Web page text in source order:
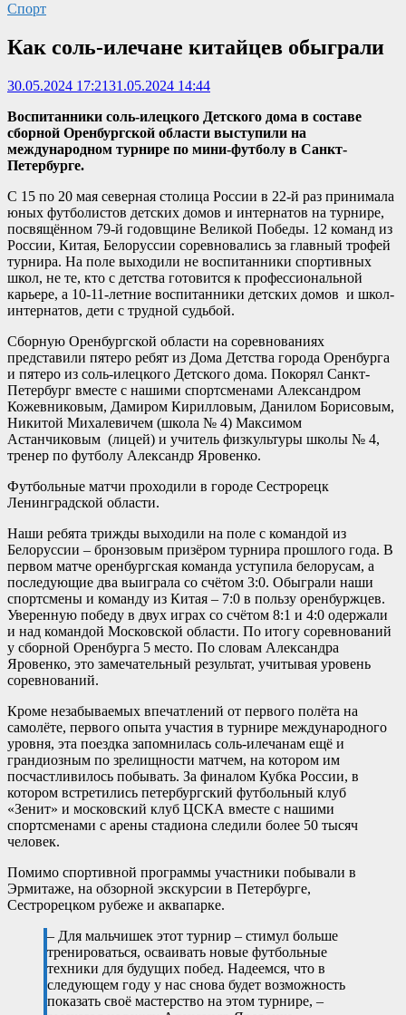
Спорт
Как соль-илечане китайцев обыграли
30.05.2024 17:2131.05.2024 14:44
Воспитанники соль-илецкого Детского дома в составе
сборной Оренбургской области выступили на
международном турнире по мини-футболу в Санкт-
Петербурге.
С 15 по 20 мая северная столица России в 22-й раз принимала
юных футболистов детских домов и интернатов на турнире,
посвящённом 79-й годовщине Великой Победы. 12 команд из
России, Китая, Белоруссии соревновались за главный трофей
турнира. На поле выходили не воспитанники спортивных
школ, не те, кто с детства готовится к профессиональной
карьере, а 10-11-летние воспитанники детских домов и школ-
интернатов, дети с трудной судьбой.
Сборную Оренбургской области на соревнованиях
представили пятеро ребят из Дома Детства города Оренбурга
и пятеро из соль-илецкого Детского дома. Покорял Санкт-
Петербург вместе с нашими спортсменами Александром
Кожевниковым, Дамиром Кирилловым, Данилом Борисовым,
Никитой Михалевичем (школа № 4) Максимом
Астанчиковым (лицей) и учитель физкультуры школы № 4,
тренер по футболу Александр Яровенко.
Футбольные матчи проходили в городе Сестрорецк
Ленинградской области.
Наши ребята трижды выходили на поле с командой из
Белоруссии – бронзовым призёром турнира прошлого года. В
первом матче оренбургская команда уступила белорусам, а
последующие два выиграла со счётом 3:0. Обыграли наши
спортсмены и команду из Китая – 7:0 в пользу оренбуржцев.
Уверенную победу в двух играх со счётом 8:1 и 4:0 одержали
и над командой Московской области. По итогу соревнований
у сборной Оренбурга 5 место. По словам Александра
Яровенко, это замечательный результат, учитывая уровень
соревнований.
Кроме незабываемых впечатлений от первого полёта на
самолёте, первого опыта участия в турнире международного
уровня, эта поездка запомнилась соль-илечанам ещё и
грандиозным по зрелищности матчем, на котором им
посчастливилось побывать. За финалом Кубка России, в
котором встретились петербургский футбольный клуб
«Зенит» и московский клуб ЦСКА вместе с нашими
спортсменами с арены стадиона следили более 50 тысяч
человек.
Помимо спортивной программы участники побывали в
Эрмитаже, на обзорной экскурсии в Петербурге,
Сестрорецком рубеже и аквапарке.
– Для мальчишек этот турнир – стимул больше
тренироваться, осваивать новые футбольные
техники для будущих побед. Надеемся, что в
следующем году у нас снова будет возможность
показать своё мастерство на этом турнире, –